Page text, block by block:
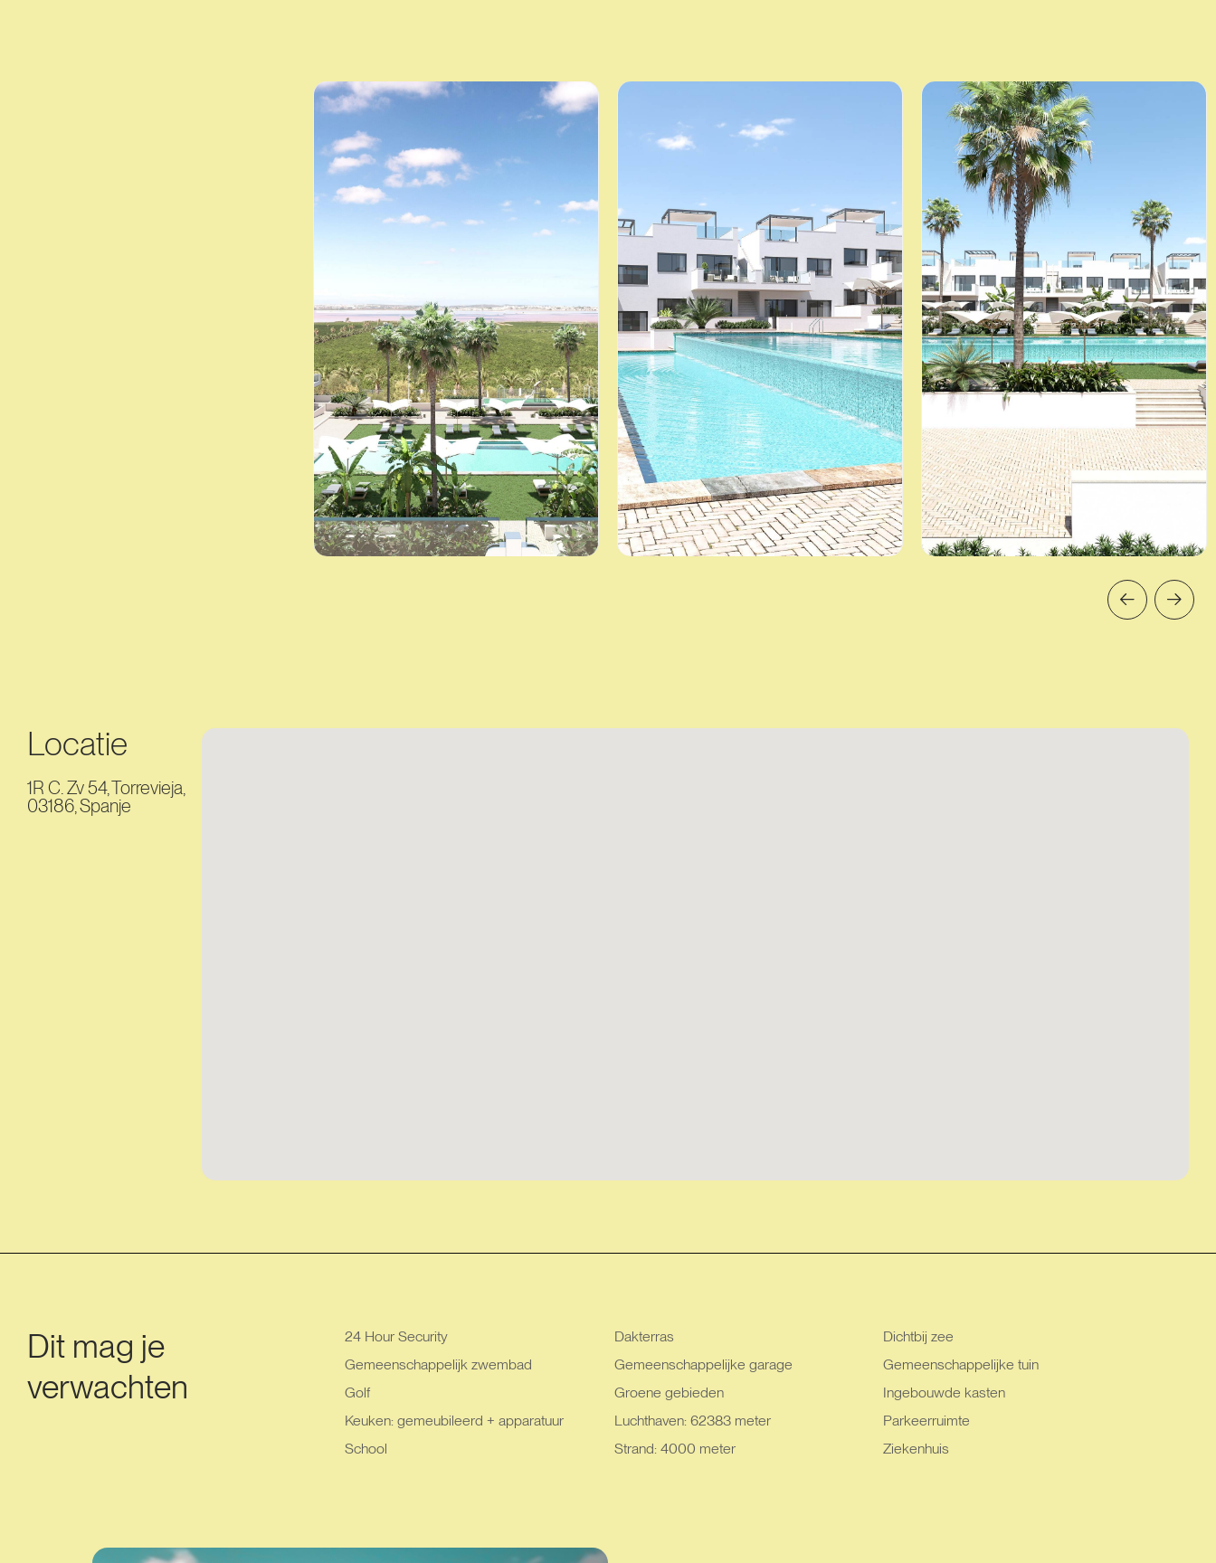
Locatie
1R C. Zv 54, Torrevieja,
03186, Spanje
Dit mag je
verwachten
24 Hour Security Dakterras
Dichtbij zee
Gemeenschappelijk zwembad
Gemeenschappelijke garage
Gemeenschappelijke tuin
Golf
Groene gebieden
Ingebouwde kasten
Keuken: gemeubileerd + apparatuur
Luchthaven: 62383 meter
Parkeerruimte
School
Strand: 4000 meter Ziekenhuis